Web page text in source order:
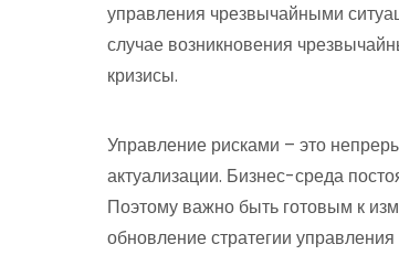
управления чрезвычайными
случае возникновения
кризисы.
Управление рисками – это
актуализации. Бизнес-среда
Поэтому важно быть готовым к
обновление стратегии